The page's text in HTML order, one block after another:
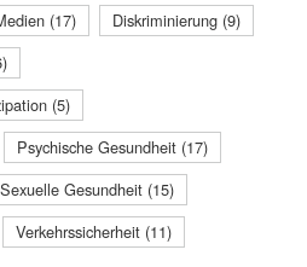
(17)
Diskriminierung (9)
(5)
Psychische Gesundheit (17)
Sexuelle Gesundheit (15)
Verkehrssicherheit (11)